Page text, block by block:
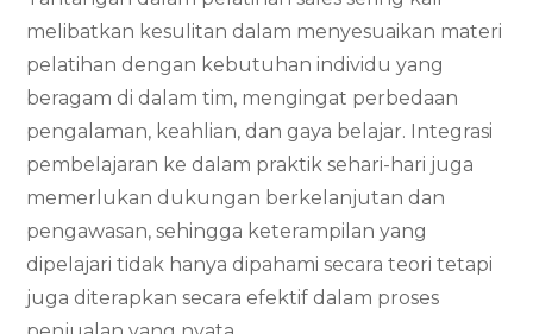
melibatkan kesulitan dalam menyesuaikan materi
pelatihan dengan kebutuhan individu yang
beragam di dalam tim, mengingat perbedaan
pengalaman, keahlian, dan gaya belajar. Integrasi
pembelajaran ke dalam praktik sehari-hari juga
memerlukan dukungan berkelanjutan dan
pengawasan, sehingga keterampilan yang
dipelajari tidak hanya dipahami secara teori tetapi
juga diterapkan secara efektif dalam proses